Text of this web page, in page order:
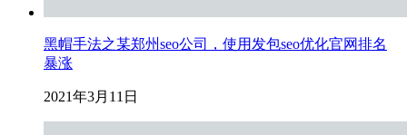
黑帽手法之某郑州seo公司，使用发包seo优化官网排名
暴涨
2021年3月11日